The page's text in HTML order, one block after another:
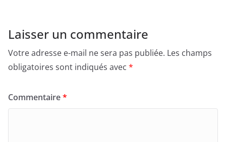
Laisser un commentaire
Votre adresse e-mail ne sera pas publiée. Les champs
obligatoires sont indiqués avec *
Commentaire*